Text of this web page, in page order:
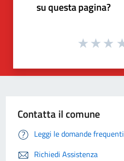
su questa pagina?
Contatta il comune
Leggi le domande frequenti
Richiedi Assistenza